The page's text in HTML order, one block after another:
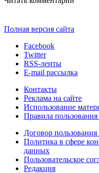
Полная версия сайта
Facebook
Twitter
RSS-ленты
E-mail рассылка
Контакты
Реклама на сайте
Использование
Правила
Договор пользования
Политика в сфере
данных
Пользовательское
Редакция